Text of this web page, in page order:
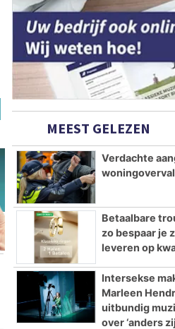
MEEST GELEZEN
Verdachte
Betaalbare
zo bespaar je
leveren op
Intersekse
Marleen
uitbundig
over ‘anders